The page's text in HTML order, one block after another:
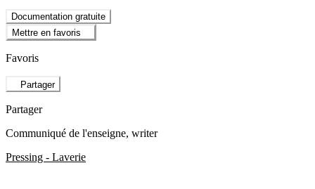
Documentation gratuite
Mettre en favoris
Favoris
Partager
Partager
Communiqué de l'enseigne, writer
Pressing - Laverie